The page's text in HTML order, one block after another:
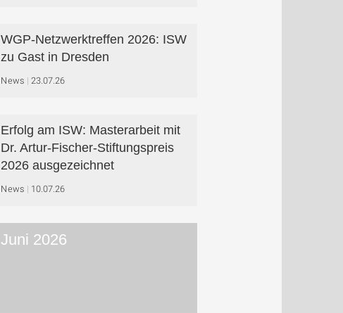
WGP-Netzwerktreffen 2026: ISW
zu Gast in Dresden
News 23.07.26
Erfolg am ISW: Masterarbeit mit
Dr. Artur-Fischer-Stiftungspreis
2026 ausgezeichnet
News 10.07.26
Juni 2026